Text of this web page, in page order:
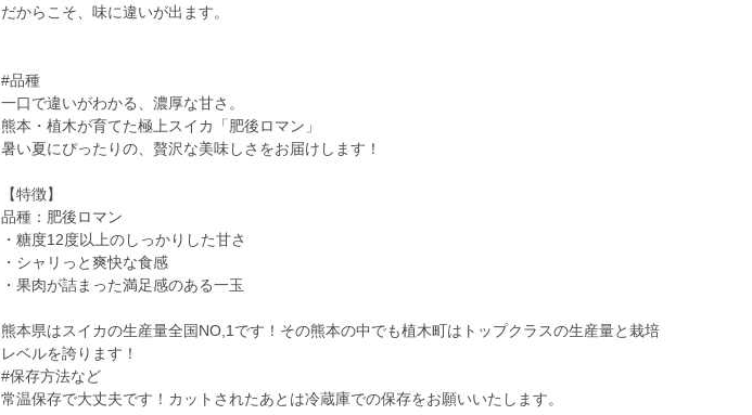
だからこそ、味に違いが出ます。
#品種
一口で違いがわかる、濃厚な甘さ。
熊本・植木が育てた極上スイカ「肥後ロマン」
暑い夏にぴったりの、贅沢な美味しさをお届けします！
【特徴】
品種：肥後ロマン
・糖度12度以上のしっかりした甘さ
・シャリっと爽快な食感
・果肉が詰まった満足感のある一玉
熊本県はスイカの生産量全国NO,1です！その熊本の中でも植木町はトップクラスの生産量と栽培
レベルを誇ります！
#保存方法など
常温保存で大丈夫です！カットされたあとは冷蔵庫での保存をお願いいたします。